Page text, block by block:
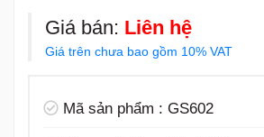
Giá bán: Liên hệ
Giá trên chưa bao gồm 10% VAT
Mã sản phẩm : GS602